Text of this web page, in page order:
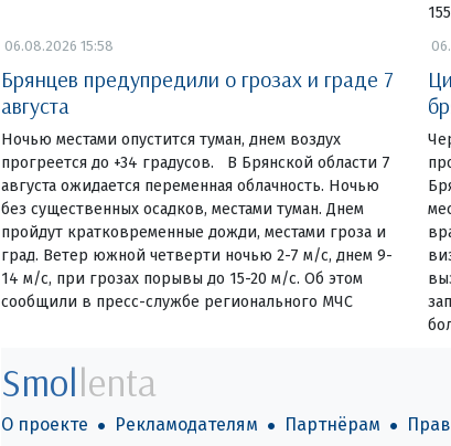
06.08.2026 15:58
Брянцев предупредили о грозах и граде 7
августа
Ночью местами опустится туман, днем воздух
прогреется до +34 градусов. В Брянской области 7
августа ожидается переменная облачность. Ночью
без существенных осадков, местами туман. Днем
пройдут кратковременные дожди, местами гроза и
град. Ветер южной четверти ночью 2-7 м/с, днем 9-
14 м/с, при грозах порывы до 15-20 м/с. Об этом
сообщили в пресс-службе регионального МЧС
Smollenta
О проекте Рекламодателям Партнёрам